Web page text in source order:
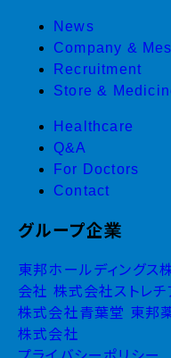
News
Company &
Recruitment
Store &
Healthcare
Q&A
For Doctors
Contact
グループ企業
東邦ホールディングス
会社 株式会社ストレチ
株式会社青葉堂 東邦
株式会社